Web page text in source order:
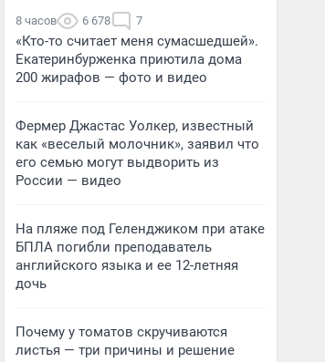
8 часов 6 678 7
«Кто-то считает меня сумасшедшей».
Екатеринбурженка приютила дома
200 жирафов — фото и видео
Фермер Джастас Уолкер, известный
как «веселый молочник», заявил что
его семью могут выдворить из
России — видео
На пляже под Геленджиком при атаке
БПЛА погибли преподаватель
английского языка и ее 12-летняя
дочь
Почему у томатов скручиваются
листья — три причины и решение